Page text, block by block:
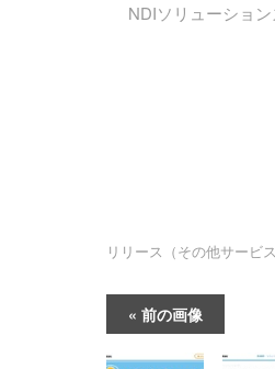
NDIソリューション
リリース（その他サービ
前の画像